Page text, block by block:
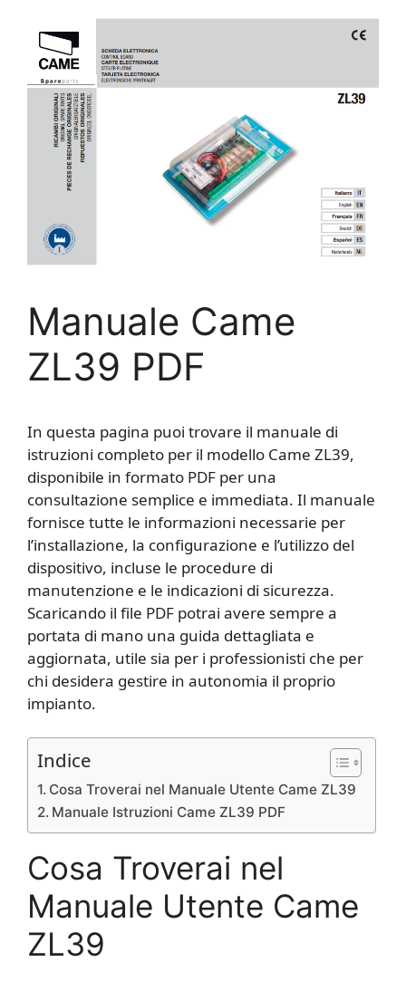
Manuale Came
ZL39 PDF
In questa pagina puoi trovare il manuale di
istruzioni completo per il modello Came ZL39,
disponibile in formato PDF per una
consultazione semplice e immediata. Il manuale
fornisce tutte le informazioni necessarie per
l’installazione, la configurazione e l’utilizzo del
dispositivo, incluse le procedure di
manutenzione e le indicazioni di sicurezza.
Scaricando il file PDF potrai avere sempre a
portata di mano una guida dettagliata e
aggiornata, utile sia per i professionisti che per
chi desidera gestire in autonomia il proprio
impianto.
Indice
Cosa Troverai nel Manuale Utente Came ZL39
Manuale Istruzioni Came ZL39 PDF
Cosa Troverai nel
Manuale Utente Came
ZL39